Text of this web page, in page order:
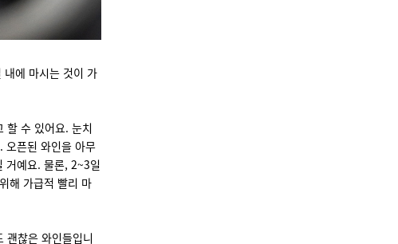
에 마시는 것이 가
할 수 있어요. 눈치
오픈된 와인을 아무
거예요. 물론, 2~3일
해 가급적 빨리 마
괜찮은 와인들입니